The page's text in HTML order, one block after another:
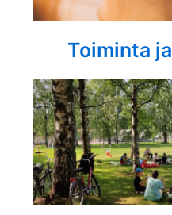
Toiminta